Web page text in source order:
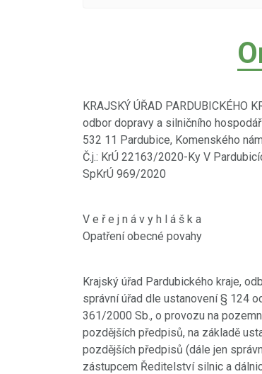
O
KRAJSKÝ ÚŘAD PARDUBICKÉHO
odbor dopravy a silničního
532 11 Pardubice, Komenského
Č.j.: KrÚ 22163/2020-Ky V
SpKrÚ 969/2020
V e ř e j n á v y h l á š k a
Opatření obecné povahy
Krajský úřad Pardubického kraje,
správní úřad dle ustanovení § 124
361/2000 Sb., o provozu na
pozdějších předpisů, na základě
pozdějších předpisů (dále jen
zástupcem Ředitelství silnic a